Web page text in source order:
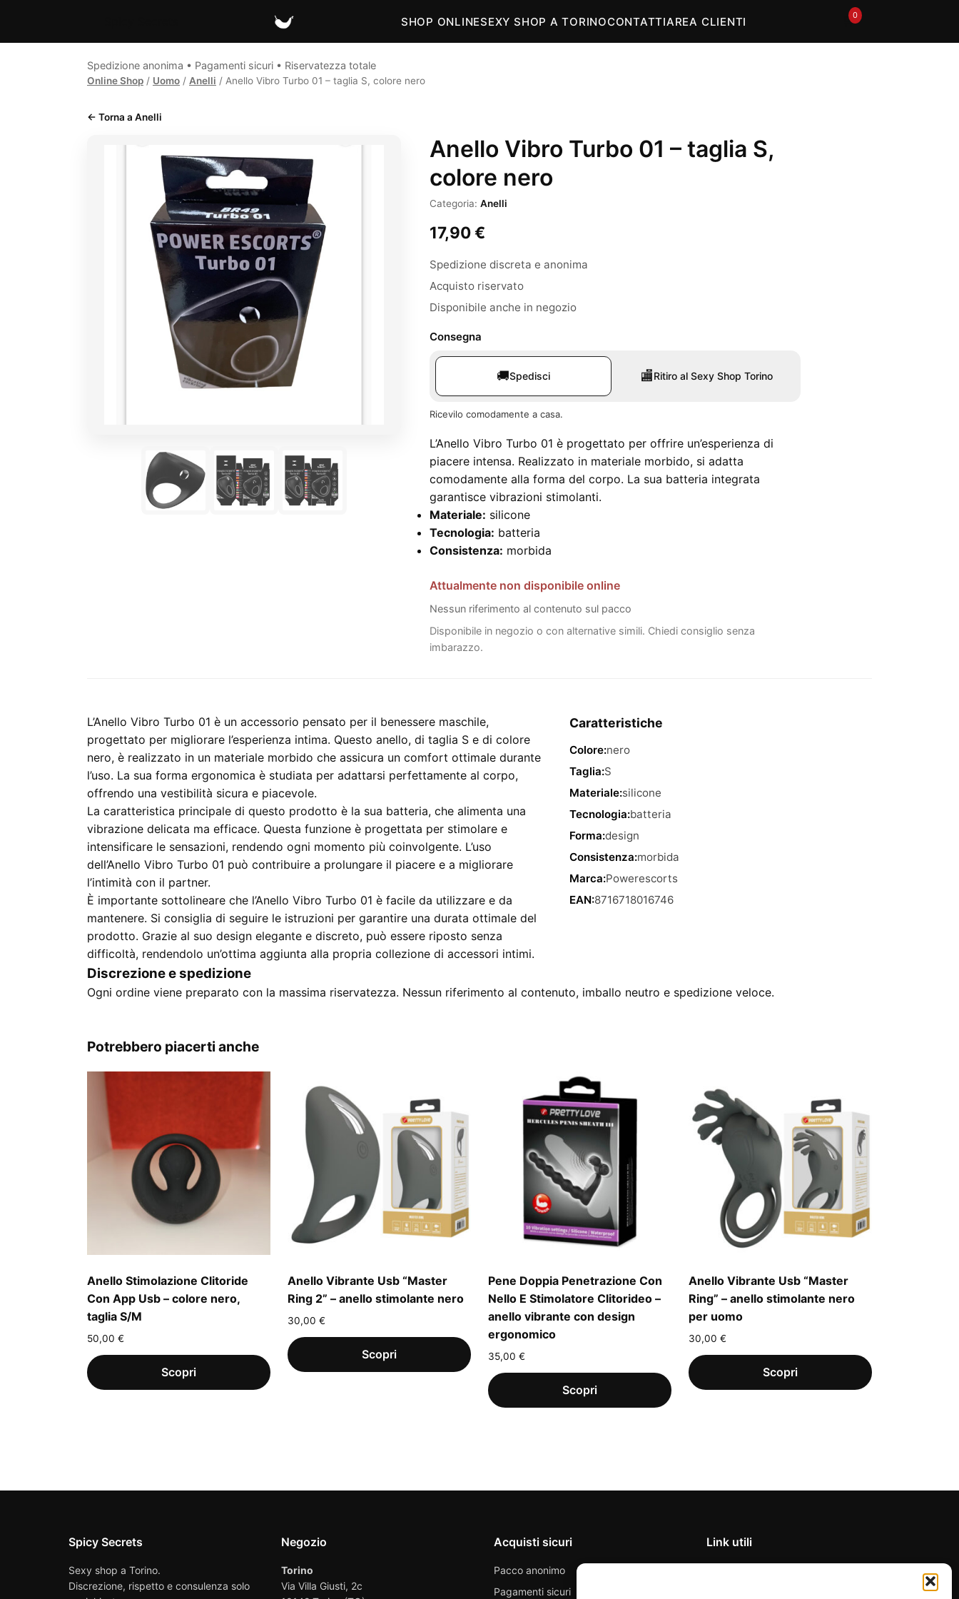
SHOP ONLINESEXY SHOP A TORINOCONTATTIAREA CLIENTI 🛒0
Spedizione anonima • Pagamenti sicuri • Riservatezza totale
Online Shop / Uomo / Anelli / Anello Vibro Turbo 01 – taglia S, colore nero
← Torna a Anelli
Anello Vibro Turbo 01 – taglia S,
colore nero
Categoria: Anelli
17,90€
Spedizione discreta e anonima
Acquisto riservato
Disponibile anche in negozio
Consegna
🚚Spedisci 🏬Ritiro al Sexy Shop Torino
Ricevilo comodamente a casa.
L’Anello Vibro Turbo 01 è progettato per offrire un’esperienza di
piacere intensa. Realizzato in materiale morbido, si adatta
comodamente alla forma del corpo. La sua batteria integrata
garantisce vibrazioni stimolanti.
Materiale: silicone
Tecnologia: batteria
Consistenza: morbida
Attualmente non disponibile online
Nessun riferimento al contenuto sul pacco
Disponibile in negozio o con alternative simili. Chiedi consiglio senza
imbarazzo.
L’Anello Vibro Turbo 01 è un accessorio pensato per il benessere maschile,
progettato per migliorare l’esperienza intima. Questo anello, di taglia S e di colore
nero, è realizzato in un materiale morbido che assicura un comfort ottimale durante
l’uso. La sua forma ergonomica è studiata per adattarsi perfettamente al corpo,
offrendo una vestibilità sicura e piacevole.
La caratteristica principale di questo prodotto è la sua batteria, che alimenta una
vibrazione delicata ma efficace. Questa funzione è progettata per stimolare e
intensificare le sensazioni, rendendo ogni momento più coinvolgente. L’uso
dell’Anello Vibro Turbo 01 può contribuire a prolungare il piacere e a migliorare
l’intimità con il partner.
È importante sottolineare che l’Anello Vibro Turbo 01 è facile da utilizzare e da
mantenere. Si consiglia di seguire le istruzioni per garantire una durata ottimale del
prodotto. Grazie al suo design elegante e discreto, può essere riposto senza
difficoltà, rendendolo un’ottima aggiunta alla propria collezione di accessori intimi.
Caratteristiche
Colore:nero
Taglia:S
Materiale:silicone
Tecnologia:batteria
Forma:design
Consistenza:morbida
Marca:Powerescorts
EAN:8716718016746
Discrezione e spedizione
Ogni ordine viene preparato con la massima riservatezza. Nessun riferimento al contenuto, imballo neutro e spedizione veloce.
Potrebbero piacerti anche
Anello Stimolazione Clitoride
Con App Usb – colore nero,
taglia S/M
50,00 €
Anello Vibrante Usb “Master
Ring 2” – anello stimolante nero
30,00 €
Pene Doppia Penetrazione Con
Nello E Stimolatore Clitorideo –
anello vibrante con design
ergonomico
35,00 €
Anello Vibrante Usb “Master
Ring” – anello stimolante nero
per uomo
30,00 €
Spicy Secrets
Sexy shop a Torino.
Discrezione, rispetto e consulenza solo
Negozio
Torino
Via Villa Giusti, 2c
Acquisti sicuri
Pacco anonimo
Pagamenti sicuri
Link utili